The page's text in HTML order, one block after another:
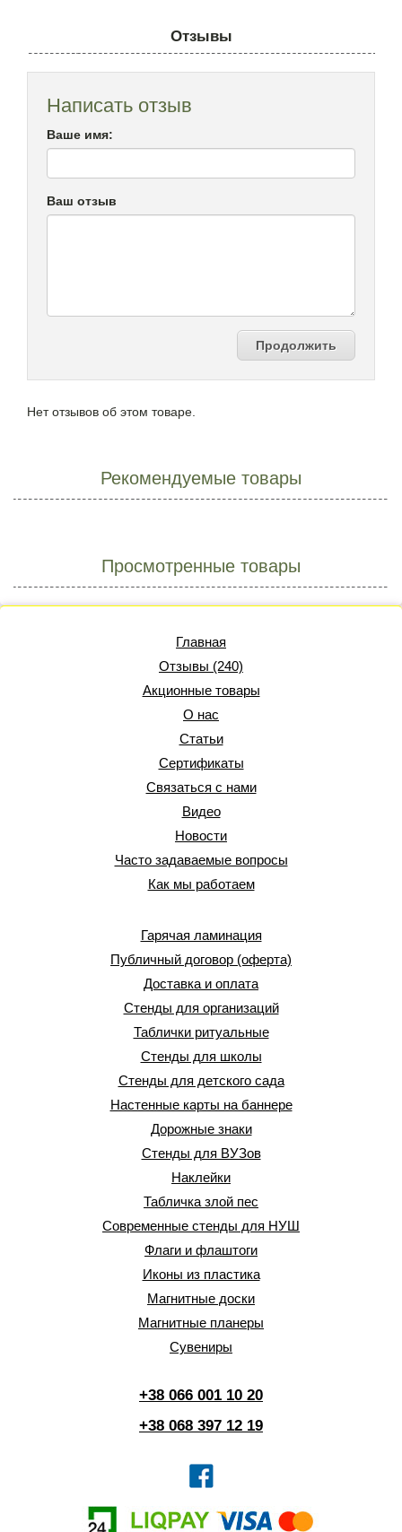
Отзывы
Написать отзыв
Ваше имя:
Ваш отзыв
Продолжить
Нет отзывов об этом товаре.
Рекомендуемые товары
Просмотренные товары
Главная
Отзывы (240)
Акционные товары
О нас
Статьи
Сертификаты
Связаться с нами
Видео
Новости
Часто задаваемые вопросы
Как мы работаем
Гарячая ламинация
Публичный договор (оферта)
Доставка и оплата
Стенды для организаций
Таблички ритуальные
Стенды для школы
Стенды для детского сада
Настенные карты на баннере
Дорожные знаки
Стенды для ВУЗов
Наклейки
Табличка злой пес
Современные стенды для НУШ
Флаги и флаштоги
Иконы из пластика
Магнитные доски
Магнитные планеры
Сувениры
+38 066 001 10 20
+38 068 397 12 19